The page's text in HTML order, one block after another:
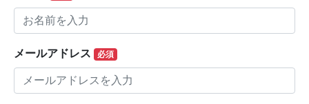
メールアドレス 必須